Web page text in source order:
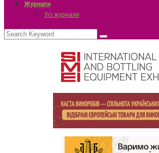
Журнали
Усі журнали